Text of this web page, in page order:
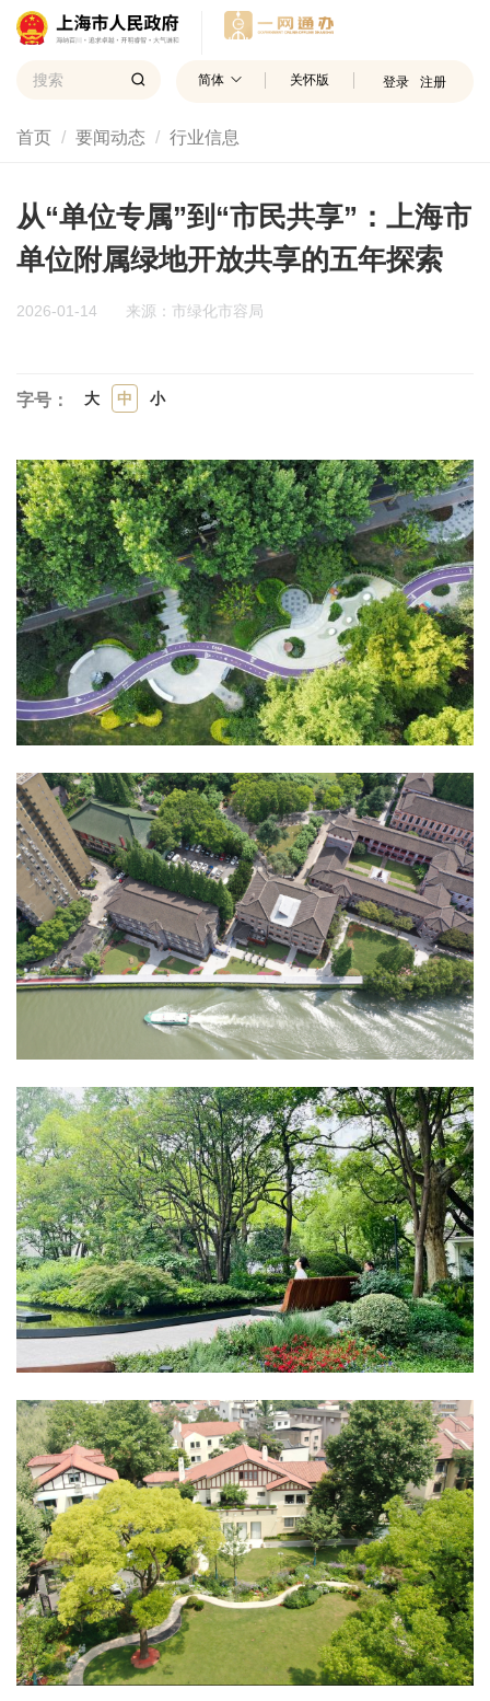
简体 关怀版 登录 注册
首页 要闻动态 行业信息
从“单位专属”到“市民共享”：上海市
单位附属绿地开放共享的五年探索
2026-01-14 来源：市绿化市容局
字号： 大 中 小